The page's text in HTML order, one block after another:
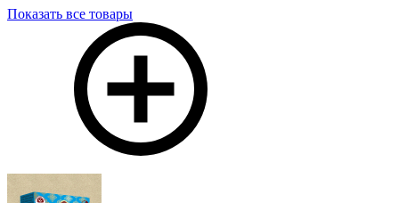
Показать все товары